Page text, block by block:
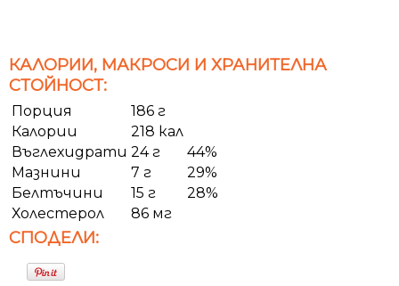
КАЛОРИИ, МАКРОСИ И ХРАНИТЕЛНА
СТОЙНОСТ:
Порция
186 г
Калории
218 кал
Въглехидрати 24 г
44%
Мазнини
7 г
29%
Белтъчини
15 г
28%
Холестерол
86 мг
СПОДЕЛИ: